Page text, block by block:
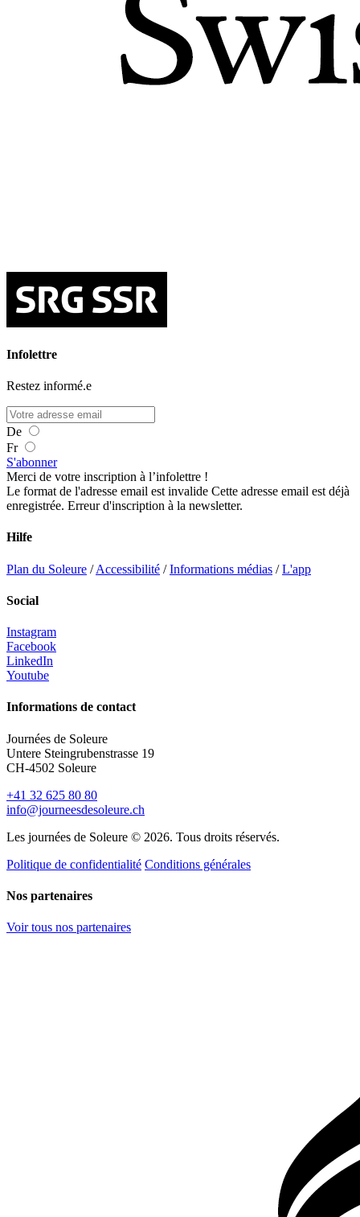
Infolettre
Restez informé.e
De
Fr
S'abonner
Merci de votre inscription à l’infolettre !
Le format de l'adresse email est invalide Cette adresse email est déjà
enregistrée. Erreur d'inscription à la newsletter.
Hilfe
Plan du Soleure /Accessibilité /Informations médias /L'app
Social
Instagram
Facebook
LinkedIn
Youtube
Informations de contact
Journées de Soleure
Untere Steingrubenstrasse 19
CH-4502 Soleure
+41 32 625 80 80
info@journeesdesoleure.ch
Les journées de Soleure © 2026. Tous droits réservés.
Politique de confidentialité Conditions générales
Nos partenaires
Voir tous nos partenaires